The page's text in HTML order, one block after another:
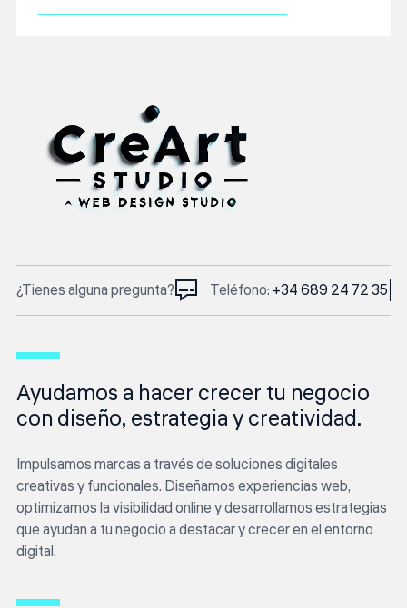
¿Tienes alguna pregunta? Teléfono: +34 689 24 72 35
Ayudamos a hacer crecer tu negocio
con diseño, estrategia y creatividad.
Impulsamos marcas a través de soluciones digitales
creativas y funcionales. Diseñamos experiencias web,
optimizamos la visibilidad online y desarrollamos estrategias
que ayudan a tu negocio a destacar y crecer en el entorno
digital.